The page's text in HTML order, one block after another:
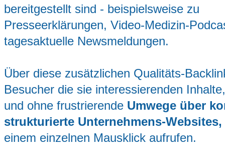
bereitgestellt sind - beispielsweise zu
Presseerklärungen, Video-Medizin-
tagesaktuelle Newsmeldungen.
Über diese zusätzlichen Qualitäts-
Besucher die sie interessierenden
und ohne frustrierende Umwege über
strukturierte Unternehmens-Websites,
einem einzelnen Mausklick aufrufen.